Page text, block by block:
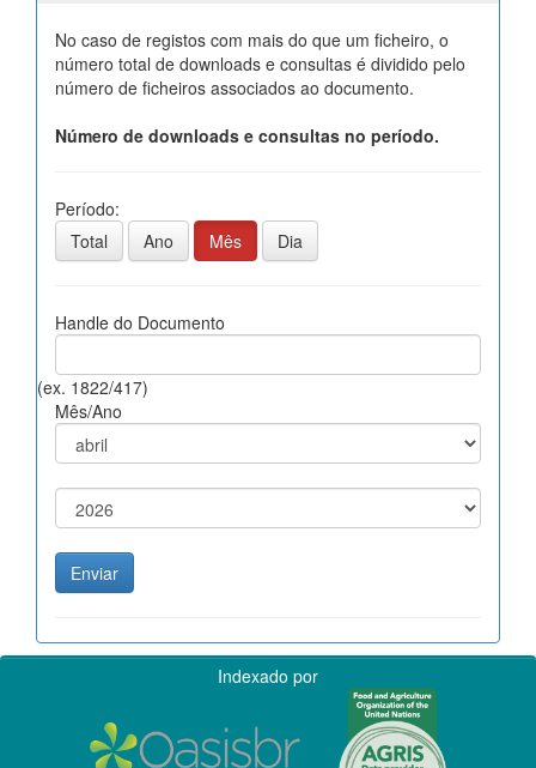
No caso de registos com mais do que um ficheiro, o
número total de downloads e consultas é dividido pelo
número de ficheiros associados ao documento.
Número de downloads e consultas no período.
Período:
Total
Ano Mês Dia
Handle do Documento
(ex. 1822/417)
Mês/Ano
Indexado por